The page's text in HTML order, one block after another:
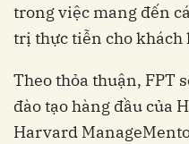
trong việc mang đến
trị thực tiễn cho khách
Theo thỏa thuận, FPT
đào tạo hàng đầu của
Harvard